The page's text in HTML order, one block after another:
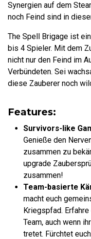
Synergien auf dem
noch Feind sind in
The Spell Brigage ist
bis 4 Spieler. Mit dem
nicht nur den Feind im
Verbündeten. Sei
diese Zauberer noch
Features:
Survivors-like
Genieße den
zusammen zu
upgrade
zusammen!
Team-basierte
macht euch
Kriegspfad.
Team, auch wenn
tretet. Fürchtet